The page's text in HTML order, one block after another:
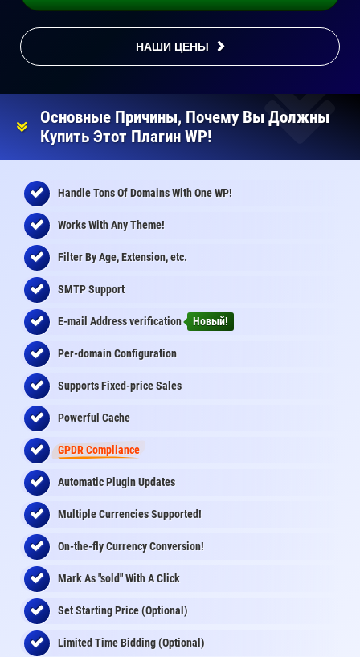
НАШИ ЦЕНЫ
Основные Причины, Почему Вы Должны
Купить Этот Плагин WP!
Handle Tons Of Domains With One WP!
Works With Any Theme!
Filter By Age, Extension, etc.
SMTP Support
E-mail Addressverification Новый!
Per-domain Configuration
Supports Fixed-price Sales
Powerful Cache
GPDR Compliance
Automatic Plugin Updates
Multiple Currencies Supported!
On-the-flyCurrency Conversion!
Mark As "sold" With A Click
Set Starting Price (Optional)
Limited Time Bidding (Optional)